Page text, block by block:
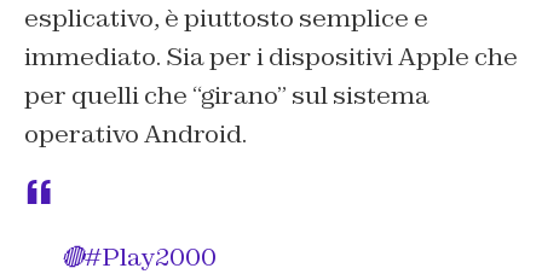
esplicativo, è piuttosto semplice e
immediato. Sia per i dispositivi Apple che
per quelli che “girano” sul sistema
operativo Android.
🔴#Play2000